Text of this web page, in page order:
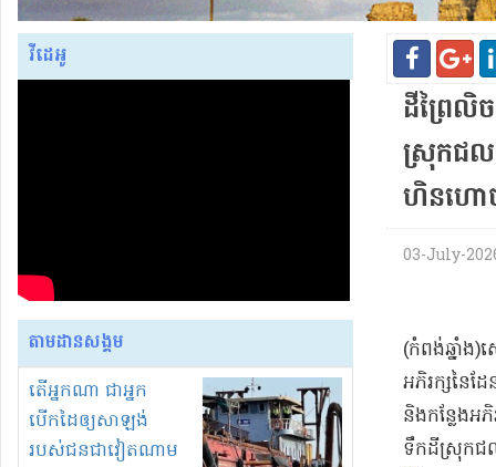
វីដេអូ
តាមដានសង្គម
តើអ្នកណា ជាអ្នក
បើកដៃឲ្យសាឡង់
របស់ជនជាវៀតណាម
ដីព្រៃ​លិ
ស្រុក​ជល​
ហិនហោច​ប
03-July-
(​កំពង់ឆ្នាំង​
អភិរក្ស​នៃ​
និង​កន្លែង​
ទឹកដី​ស្រុក​ជល​